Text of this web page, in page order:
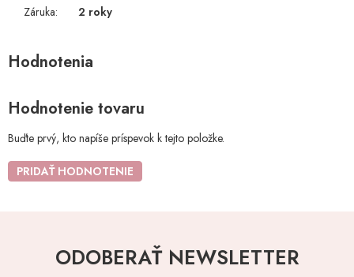
Záruka: 2 roky
Hodnotenie tovaru
Buďte prvý, kto napíše príspevok k tejto položke.
PRIDAŤ HODNOTENIE
ODOBERAŤ NEWSLETTER